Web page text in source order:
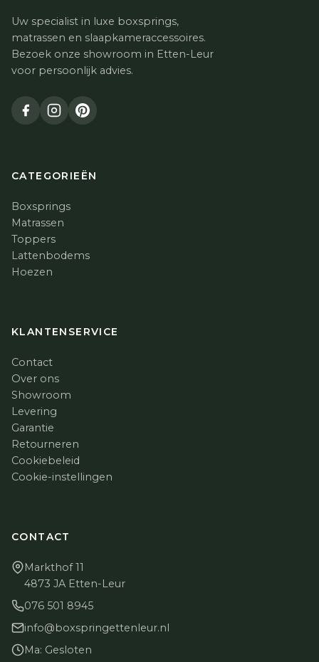
Uw specialist in luxe boxsprings,
matrassen en slaapkameraccessoires.
Bezoek onze showroom in Etten-Leur
voor persoonlijk advies.
CATEGORIEËN
Boxsprings
Matrassen
Toppers
Lattenbodems
Hoezen
KLANTENSERVICE
Contact
Over ons
Showroom
Levering
Garantie
Retourneren
Cookiebeleid
Cookie-instellingen
CONTACT
Markthof 11
4873 JA Etten-Leur
076 501 8945
info@boxspringettenleur.nl
Ma: Gesloten